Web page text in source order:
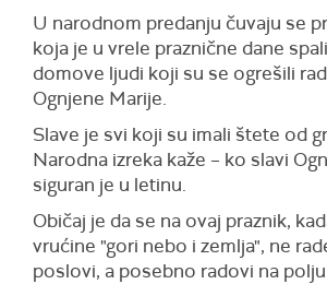
U narodnom predanju čuvaju se
koja je u vrele praznične dane
domove ljudi koji su se ogrešili
Ognjene Marije.
Slave je svi koji su imali štete od
Narodna izreka kaže – ko slavi
siguran je u letinu.
Običaj je da se na ovaj praznik,
vrućine "gori nebo i zemlja", ne
poslovi, a posebno radovi na